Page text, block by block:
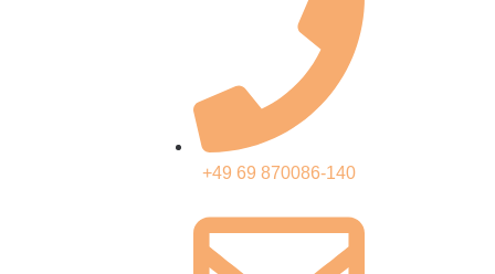
+49 69 870086-140